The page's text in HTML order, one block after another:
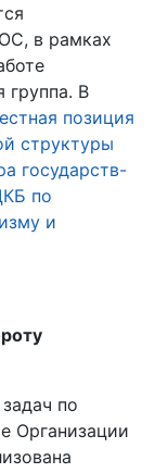
в рамках
группа. В
позиция
структуры
государств-
по
и
по
Организации